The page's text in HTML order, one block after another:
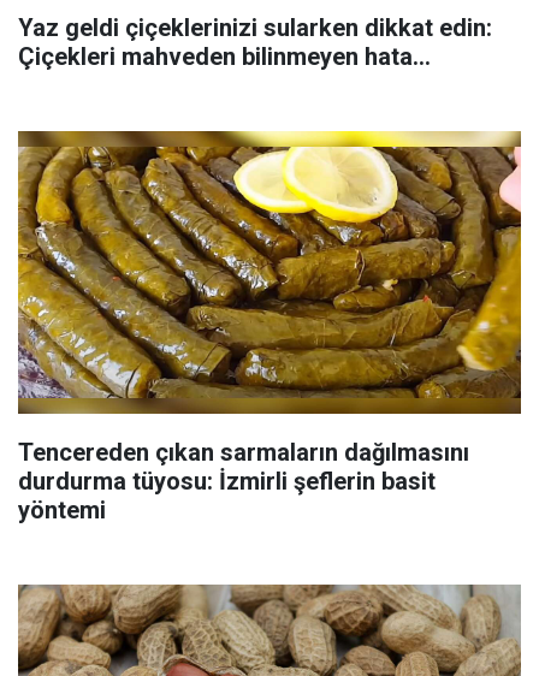
Yaz geldi çiçeklerinizi sularken dikkat edin:
Çiçekleri mahveden bilinmeyen hata...
Tencereden çıkan sarmaların dağılmasını
durdurma tüyosu: İzmirli şeflerin basit
yöntemi